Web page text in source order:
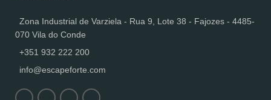
Zona Industrial de Varziela - Rua 9, Lote 38 - Fajozes - 4485-
070 Vila do Conde
+351 932 222 200
info@escapeforte.com